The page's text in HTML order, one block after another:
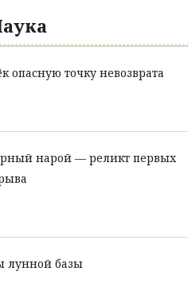
опасную точку невозврата
нарой — реликт первых
лунной базы